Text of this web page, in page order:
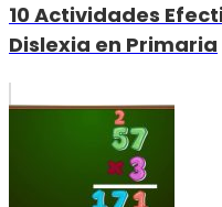
10 Actividades
Dislexia en Primaria